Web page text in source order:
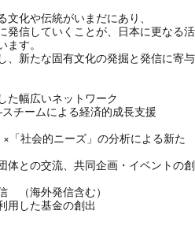
化や伝統がいまだにあり、
発信していくことが、日本に更なる活
す。
、新たな固有文化の発掘と発信に寄与
た幅広いネットワーク
チームによる経済的成長支援
「社会的ニーズ」の分析による新た
体との交流、共同企画・イベントの創
（海外発信含む）
用した基金の創出